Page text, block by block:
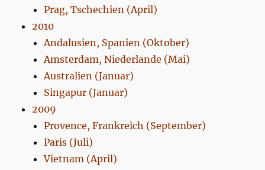
Prag, Tschechien (April)
2010
Andalusien, Spanien (Oktober)
Amsterdam, Niederlande (Mai)
Australien (Januar)
Singapur (Januar)
2009
Provence, Frankreich (September)
Paris (Juli)
Vietnam (April)